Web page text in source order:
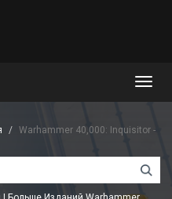
Warhammer 40,000: Inquisitor -